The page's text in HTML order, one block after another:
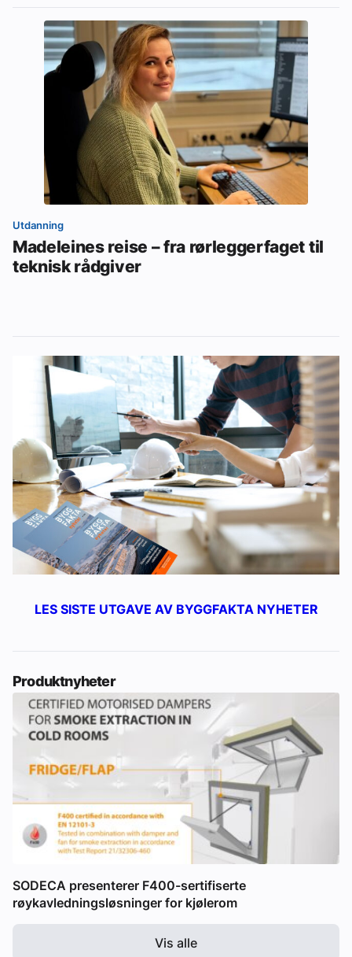
Utdanning
Madeleines reise – fra rørleggerfaget til
teknisk rådgiver
LES SISTE UTGAVE AV BYGGFAKTA NYHETER
Produktnyheter
SODECA presenterer F400-sertifiserte
røykavledningsløsninger for kjølerom
Vis alle